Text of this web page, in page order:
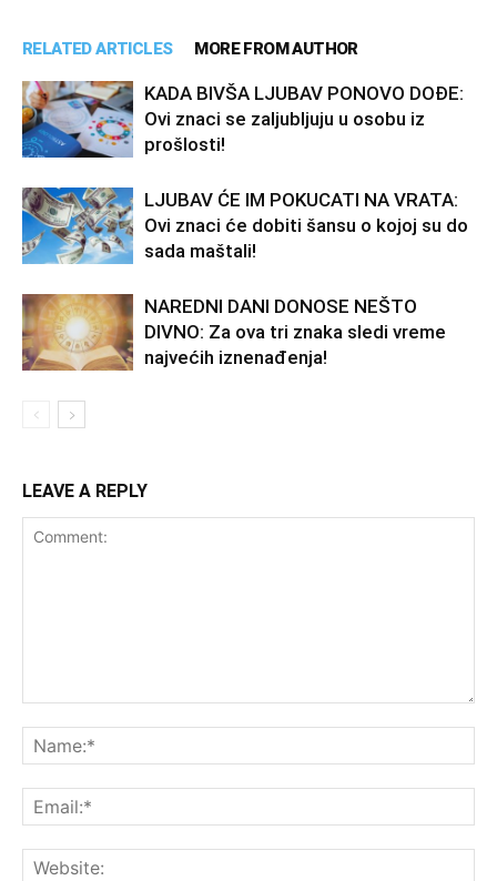
RELATED ARTICLES MORE FROM AUTHOR
KADA BIVŠA LJUBAV PONOVO DOĐE:
Ovi znaci se zaljubljuju u osobu iz
prošlosti!
LJUBAV ĆE IM POKUCATI NA VRATA:
Ovi znaci će dobiti šansu o kojoj su do
sada maštali!
NAREDNI DANI DONOSE NEŠTO
DIVNO: Za ova tri znaka sledi vreme
najvećih iznenađenja!
LEAVE A REPLY